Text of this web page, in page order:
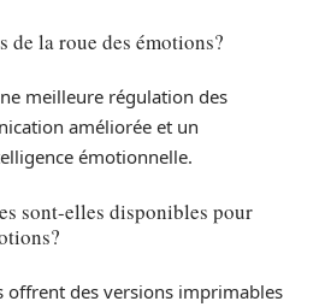
de la roue des émotions?
meilleure régulation des
améliorée et un
émotionnelle.
sont-elles disponibles pour
offrent des versions imprimables